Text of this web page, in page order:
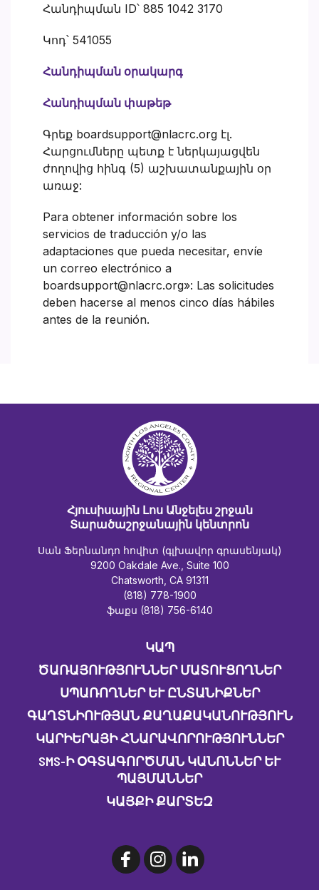
Հանդիպման ID՝ 885 1042 3170
Կոդ՝ 541055
Հանդիպման օրակարգ
Հանդիպման փաթեթ
Գրեք boardsupport@nlacrc.org էլ.
Հարցումները պետք է ներկայացվեն
ժողովից հինգ (5) աշխատանքային օր
առաջ:
Para obtener información sobre los
servicios de traducción y/o las
adaptaciones que pueda necesitar, envíe
un correo electrónico a
boardsupport@nlacrc.org»: Las solicitudes
deben hacerse al menos cinco días hábiles
antes de la reunión.
Հյուսիսային Լոս Անջելես շրջան
Տարածաշրջանային կենտրոն
Սան Ֆերնանդո հովիտ (գլխավոր գրասենյակ)
9200 Oakdale Ave., Suite 100
Chatsworth, CA 91311
(818) 778-1900
ֆաքս (818) 756-6140
ԿԱՊ
ԾԱՌԱՅՈՒԹՅՈՒՆՆԵՐ ՄԱՏՈՒՑՈՂՆԵՐ
ՍՊԱՌՈՂՆԵՐ ԵՒ ԸՆՏԱՆԻՔՆԵՐ
ԳԱՂՏՆԻՈՒԹՅԱՆ ՔԱՂԱՔԱԿԱՆՈՒԹՅՈՒՆ
ԿԱՐԻԵՐԱՅԻ ՀՆԱՐԱՎՈՐՈՒԹՅՈՒՆՆԵՐ
SMS-Ի ՕԳՏԱԳՈՐԾՄԱՆ ԿԱՆՈՆՆԵՐ ԵՒ Պ
ԱՅՄԱՆՆԵՐ
ԿԱՅՔԻ ՔԱՐՏԵԶ